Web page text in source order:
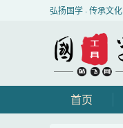
弘扬国学 · 传承文化
首页